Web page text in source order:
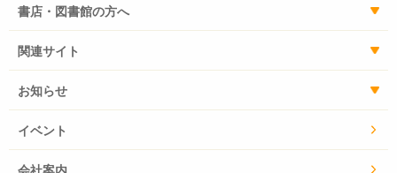
書店・図書館の方へ
関連サイト
お知らせ
イベント
会社案内